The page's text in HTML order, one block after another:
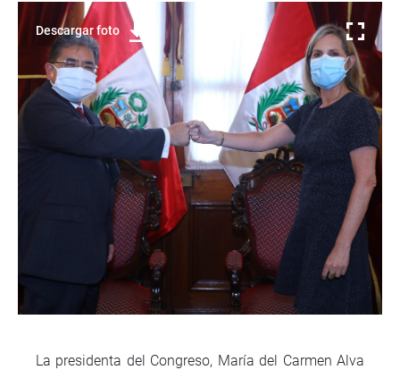
Descargar foto
La presidenta del Congreso, María del Carmen Alva